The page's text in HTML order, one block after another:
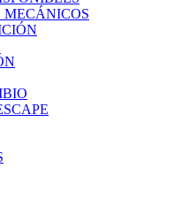
MECÁNICOS